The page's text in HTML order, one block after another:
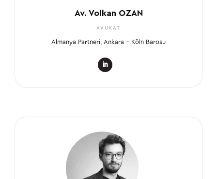
Av. Volkan OZAN
AVUKAT
Almanya Partneri, Ankara – Köln Barosu